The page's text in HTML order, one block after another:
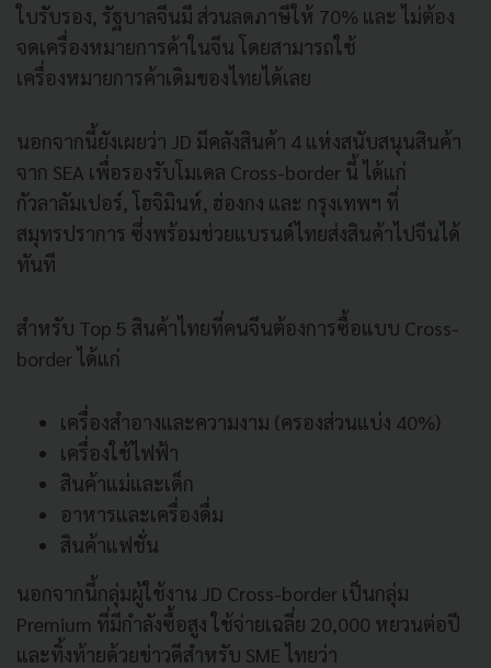
ใบรับรอง, รัฐบาลจีนมี ส่วนลดภาษีให้ 70% และ ไม่ต้อง
จดเครื่องหมายการค้าในจีน โดยสามารถใช้
เครื่องหมายการค้าเดิมของไทยได้เลย
นอกจากนี้ยังเผยว่า JD มีคลังสินค้า 4 แห่งสนับสนุนสินค้า
จาก SEA เพื่อรองรับโมเดล Cross-border นี้ ได้แก่
กัวลาลัมเปอร์, โฮจิมินห์, ฮ่องกง และ กรุงเทพฯ ที่
สมุทรปราการ ซึ่งพร้อมช่วยแบรนด์ไทยส่งสินค้าไปจีนได้
ทันที
สำหรับ Top 5 สินค้าไทยที่คนจีนต้องการซื้อแบบ Cross-
border ได้แก่
เครื่องสำอางและความงาม (ครองส่วนแบ่ง 40%)
เครื่องใช้ไฟฟ้า
สินค้าแม่และเด็ก
อาหารและเครื่องดื่ม
สินค้าแฟชั่น
นอกจากนี้กลุ่มผู้ใช้งาน JD Cross-border เป็นกลุ่ม
Premium ที่มีกำลังซื้อสูง ใช้จ่ายเฉลี่ย 20,000 หยวนต่อปี
และทิ้งท้ายด้วยข่าวดีสำหรับ SME ไทยว่า